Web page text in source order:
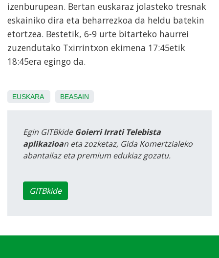
izenburupean. Bertan euskaraz jolasteko tresnak
eskainiko dira eta beharrezkoa da heldu batekin
etortzea. Bestetik, 6-9 urte bitarteko haurrei
zuzendutako Txirrintxon ekimena 17:45etik
18:45era egingo da.
EUSKARA BEASAIN
Egin GITBkide Goierri Irrati Telebista
aplikazioan eta zozketaz, Gida Komertzialeko
abantailaz eta premium edukiaz gozatu.
GITBkide